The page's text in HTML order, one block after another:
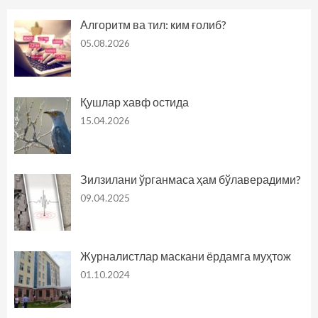
Алгоритм ва тил: ким ғолиб?
05.08.2026
Қушлар хавф остида
15.04.2026
Зилзилани ўрганмаса ҳам бўлаверадими?
09.04.2025
Журналистлар маскани ёрдамга муҳтож
01.10.2024